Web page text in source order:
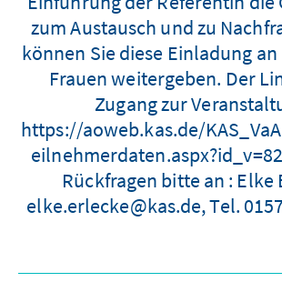
zum Austausch und zu
können Sie diese Einladung
Frauen weitergeben. Der
Zugang zur
https://aoweb.kas.de/
Rückfragen bitte an : Elke
elke.erlecke@kas.de, Tel.